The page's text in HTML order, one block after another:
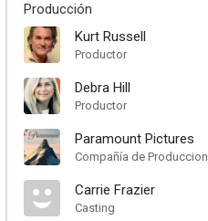
Producción
Kurt Russell
Productor
Debra Hill
Productor
Paramount Pictures
Compañía de Produccion
Carrie Frazier
Casting